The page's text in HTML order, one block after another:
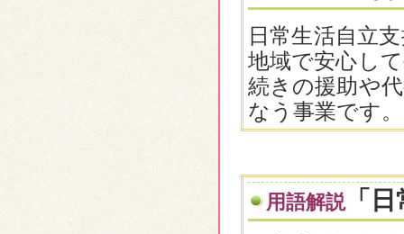
日常生活自立
地域で安心し
続きの援助や
なう事業です。
用語解説「日